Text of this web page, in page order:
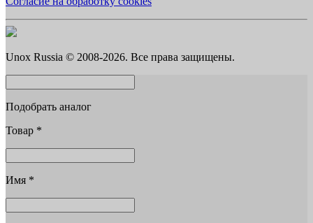
Unox Russia © 2008-2026. Все права защищены.
Подобрать аналог
Товар *
Имя *